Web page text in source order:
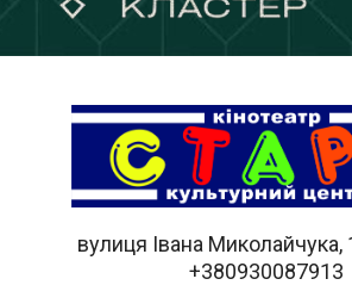
вулиця Івана Миколайчука,
+380930087913